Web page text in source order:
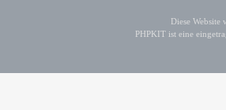
Diese
PHPKIT ist eine